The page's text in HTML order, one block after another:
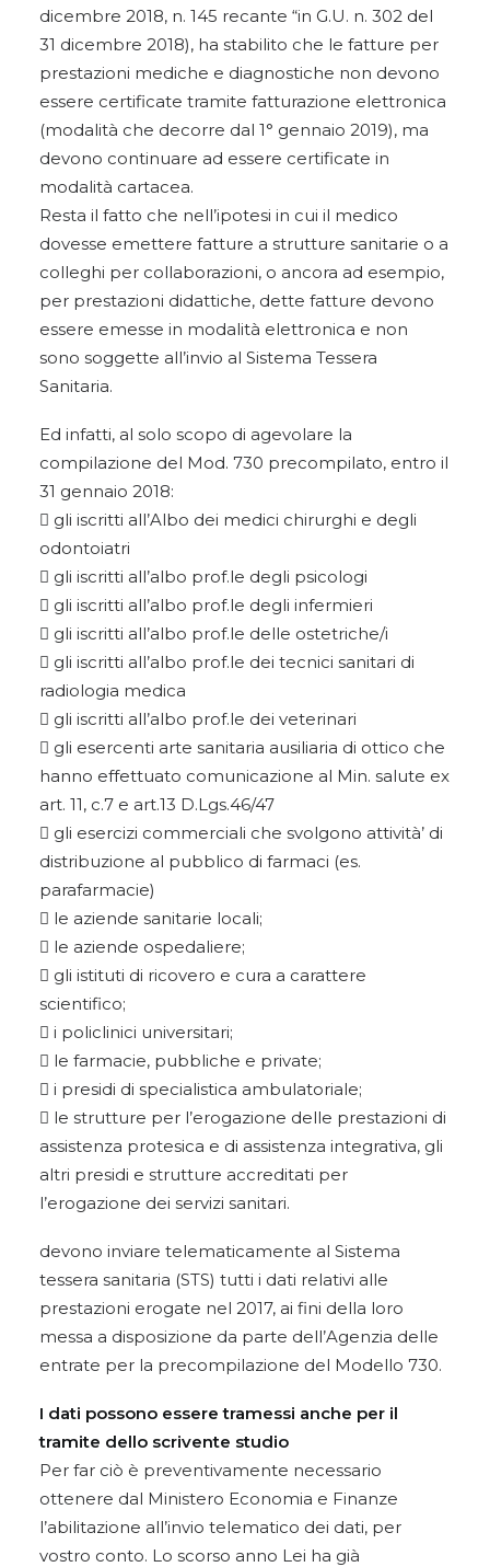
dicembre 2018, n. 145 recante “in G.U. n. 302 del
31 dicembre 2018), ha stabilito che le fatture per
prestazioni mediche e diagnostiche non devono
essere certificate tramite fatturazione elettronica
(modalità che decorre dal 1° gennaio 2019), ma
devono continuare ad essere certificate in
modalità cartacea.
Resta il fatto che nell’ipotesi in cui il medico
dovesse emettere fatture a strutture sanitarie o a
colleghi per collaborazioni, o ancora ad esempio,
per prestazioni didattiche, dette fatture devono
essere emesse in modalità elettronica e non
sono soggette all’invio al Sistema Tessera
Sanitaria.
Ed infatti, al solo scopo di agevolare la
compilazione del Mod. 730 precompilato, entro il
31 gennaio 2018:
 gli iscritti all’Albo dei medici chirurghi e degli
odontoiatri
 gli iscritti all’albo prof.le degli psicologi
 gli iscritti all’albo prof.le degli infermieri
 gli iscritti all’albo prof.le delle ostetriche/i
 gli iscritti all’albo prof.le dei tecnici sanitari di
radiologia medica
 gli iscritti all’albo prof.le dei veterinari
 gli esercenti arte sanitaria ausiliaria di ottico che
hanno effettuato comunicazione al Min. salute ex
art. 11, c.7 e art.13 D.Lgs.46/47
 gli esercizi commerciali che svolgono attività’ di
distribuzione al pubblico di farmaci (es.
parafarmacie)
 le aziende sanitarie locali;
 le aziende ospedaliere;
 gli istituti di ricovero e cura a carattere
scientifico;
 i policlinici universitari;
 le farmacie, pubbliche e private;
 i presidi di specialistica ambulatoriale;
 le strutture per l’erogazione delle prestazioni di
assistenza protesica e di assistenza integrativa, gli
altri presidi e strutture accreditati per
l’erogazione dei servizi sanitari.
devono inviare telematicamente al Sistema
tessera sanitaria (STS) tutti i dati relativi alle
prestazioni erogate nel 2017, ai fini della loro
messa a disposizione da parte dell’Agenzia delle
entrate per la precompilazione del Modello 730.
I dati possono essere tramessi anche per il
tramite dello scrivente studio
Per far ciò è preventivamente necessario
ottenere dal Ministero Economia e Finanze
l’abilitazione all’invio telematico dei dati, per
vostro conto. Lo scorso anno Lei ha già